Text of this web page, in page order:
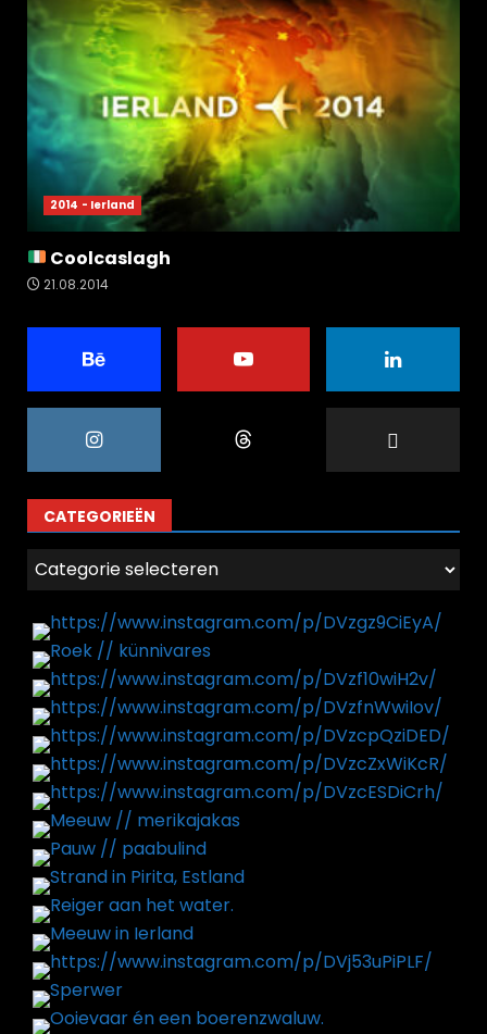
2014 - Ierland
Coolcaslagh
21.08.2014
CATEGORIEËN
Categorieën